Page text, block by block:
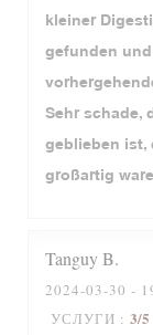
kleiner
gefunden
Sehr schade,
geblieben ist,
großartig
TanguyB
2024-03-30 -
УСЛУГИ : 3/5